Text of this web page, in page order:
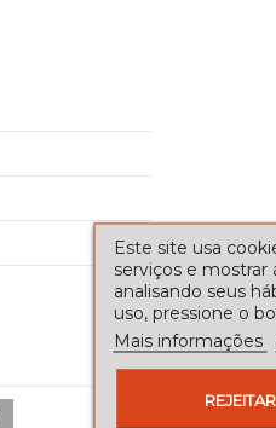
Este site usa
serviços e mostrar
analisando seus
uso, pressione o
Mais informações